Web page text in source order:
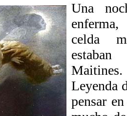
Una
celda
Leyenda
pensar